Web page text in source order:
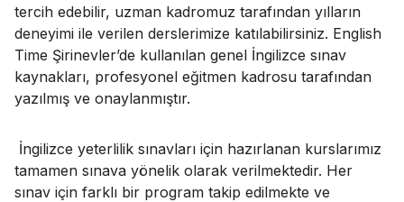
tercih edebilir, uzman kadromuz tarafından yılların
deneyimi ile verilen derslerimize katılabilirsiniz. English
Time Şirinevler’de kullanılan genel İngilizce sınav
kaynakları, profesyonel eğitmen kadrosu tarafından
yazılmış ve onaylanmıştır.
İngilizce yeterlilik sınavları için hazırlanan kurslarımız
tamamen sınava yönelik olarak verilmektedir. Her
sınav için farklı bir program takip edilmekte ve